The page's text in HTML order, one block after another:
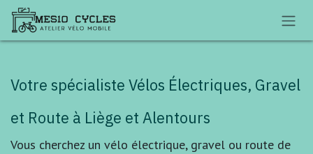
Se rendre au contenu
Votre spécialiste Vélos Électriques, Gravel
et Route à Liège et Alentours
Vous cherchez un vélo électrique, gravel ou route de